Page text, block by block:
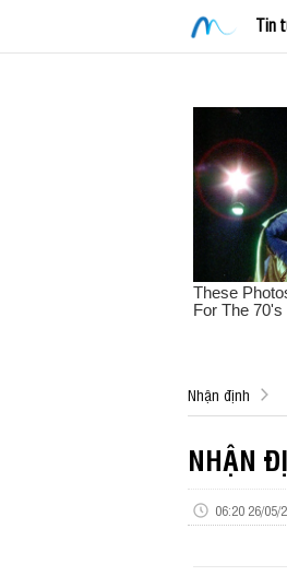
Tin
Nhận định
NHẬN
06:20 26/05/